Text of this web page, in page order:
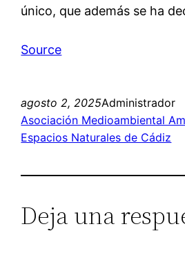
único, que además se ha
Source
agosto 2, 2025Administrador
Asociación Medioambiental
Espacios Naturales de Cádiz
Deja una